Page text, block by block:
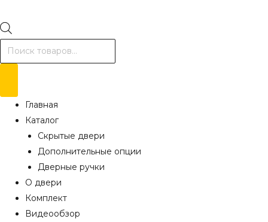
Поиск
товаров
Главная
Каталог
Скрытые двери
Дополнительные опции
Дверные ручки
О двери
Комплект
Видеообзор